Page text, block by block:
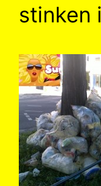
stinken